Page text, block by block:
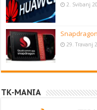
2. Svibanj
29. Travanj
TK-MANIA